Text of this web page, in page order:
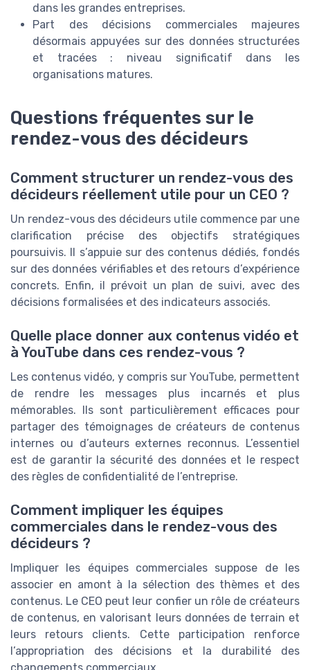
dans les grandes entreprises.
Part des décisions commerciales majeures
désormais appuyées sur des données structurées
et tracées : niveau significatif dans les
organisations matures.
Questions fréquentes sur le
rendez-vous des décideurs
Comment structurer un rendez-vous des
décideurs réellement utile pour un CEO ?
Un rendez-vous des décideurs utile commence par une
clarification précise des objectifs stratégiques
poursuivis. Il s’appuie sur des contenus dédiés, fondés
sur des données vérifiables et des retours d’expérience
concrets. Enfin, il prévoit un plan de suivi, avec des
décisions formalisées et des indicateurs associés.
Quelle place donner aux contenus vidéo et
à YouTube dans ces rendez-vous ?
Les contenus vidéo, y compris sur YouTube, permettent
de rendre les messages plus incarnés et plus
mémorables. Ils sont particulièrement efficaces pour
partager des témoignages de créateurs de contenus
internes ou d’auteurs externes reconnus. L’essentiel
est de garantir la sécurité des données et le respect
des règles de confidentialité de l’entreprise.
Comment impliquer les équipes
commerciales dans le rendez-vous des
décideurs ?
Impliquer les équipes commerciales suppose de les
associer en amont à la sélection des thèmes et des
contenus. Le CEO peut leur confier un rôle de créateurs
de contenus, en valorisant leurs données de terrain et
leurs retours clients. Cette participation renforce
l’appropriation des décisions et la durabilité des